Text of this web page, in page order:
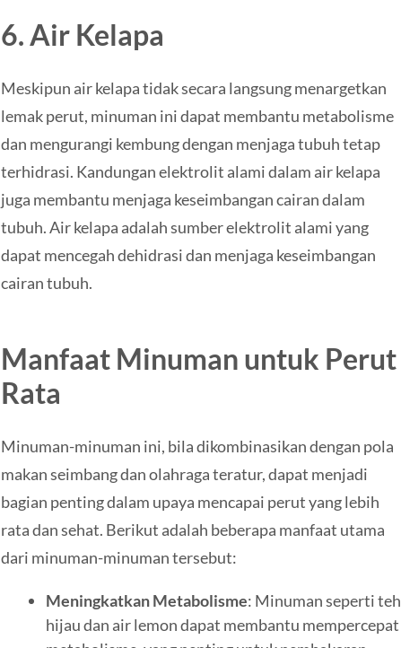
6. Air Kelapa
Meskipun air kelapa tidak secara langsung menargetkan
lemak perut, minuman ini dapat membantu metabolisme
dan mengurangi kembung dengan menjaga tubuh tetap
terhidrasi. Kandungan elektrolit alami dalam air kelapa
juga membantu menjaga keseimbangan cairan dalam
tubuh. Air kelapa adalah sumber elektrolit alami yang
dapat mencegah dehidrasi dan menjaga keseimbangan
cairan tubuh.
Manfaat Minuman untuk Perut
Rata
Minuman-minuman ini, bila dikombinasikan dengan pola
makan seimbang dan olahraga teratur, dapat menjadi
bagian penting dalam upaya mencapai perut yang lebih
rata dan sehat. Berikut adalah beberapa manfaat utama
dari minuman-minuman tersebut:
Meningkatkan Metabolisme: Minuman seperti teh
hijau dan air lemon dapat membantu mempercepat